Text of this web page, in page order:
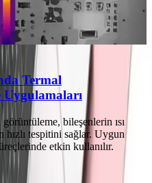
Termal
bileşenlerin ısı
hızlı tespitini sağlar. Uygun
etkin kullanılır.